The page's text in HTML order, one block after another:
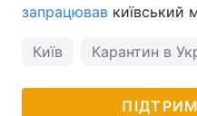
запрацював київський
Київ Карантин в